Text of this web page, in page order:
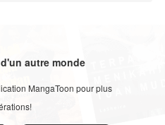
autre monde
MangaToon pour plus